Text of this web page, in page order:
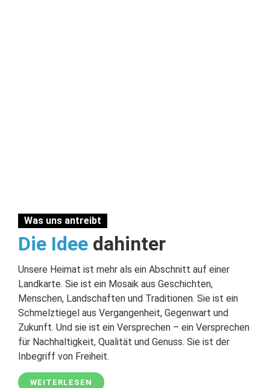
Was uns antreibt
Die Idee dahinter
Unsere Heimat ist mehr als ein Abschnitt auf einer
Landkarte. Sie ist ein Mosaik aus Geschichten,
Menschen, Landschaften und Traditionen. Sie ist ein
Schmelztiegel aus Vergangenheit, Gegenwart und
Zukunft. Und sie ist ein Versprechen – ein Versprechen
für Nachhaltigkeit, Qualität und Genuss. Sie ist der
Inbegriff von Freiheit.
WEITERLESEN